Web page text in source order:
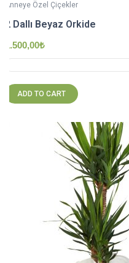
Anneye Özel Çiçekler
2 Dallı Beyaz Orkide
1.500,00₺
ADD TO CART